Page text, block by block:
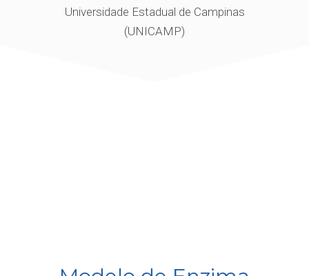
Universidade Estadual de Campinas
(UNICAMP)